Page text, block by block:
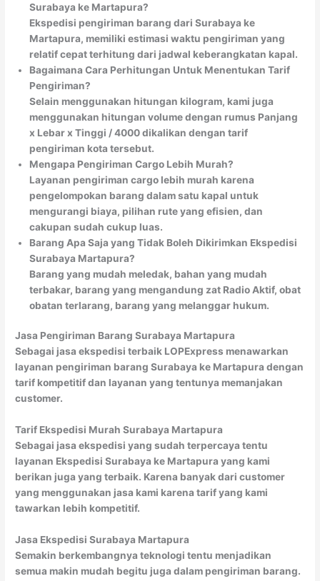
Surabaya ke Martapura?
Ekspedisi pengiriman barang dari Surabaya ke
Martapura, memiliki estimasi waktu pengiriman yang
relatif cepat terhitung dari jadwal keberangkatan kapal.
Bagaimana Cara Perhitungan Untuk Menentukan Tarif
Pengiriman?
Selain menggunakan hitungan kilogram, kami juga
menggunakan hitungan volume dengan rumus Panjang
x Lebar x Tinggi / 4000 dikalikan dengan tarif
pengiriman kota tersebut.
Mengapa Pengiriman Cargo Lebih Murah?
Layanan pengiriman cargo lebih murah karena
pengelompokan barang dalam satu kapal untuk
mengurangi biaya, pilihan rute yang efisien, dan
cakupan sudah cukup luas.
Barang Apa Saja yang Tidak Boleh Dikirimkan Ekspedisi
Surabaya Martapura?
Barang yang mudah meledak, bahan yang mudah
terbakar, barang yang mengandung zat Radio Aktif, obat
obatan terlarang, barang yang melanggar hukum.
Jasa Pengiriman Barang Surabaya Martapura
Sebagai jasa ekspedisi terbaik LOPExpress menawarkan
layanan pengiriman barang Surabaya ke Martapura dengan
tarif kompetitif dan layanan yang tentunya memanjakan
customer.
Tarif Ekspedisi Murah Surabaya Martapura
Sebagai jasa ekspedisi yang sudah terpercaya tentu
layanan Ekspedisi Surabaya ke Martapura yang kami
berikan juga yang terbaik. Karena banyak dari customer
yang menggunakan jasa kami karena tarif yang kami
tawarkan lebih kompetitif.
Jasa Ekspedisi Surabaya Martapura
Semakin berkembangnya teknologi tentu menjadikan
semua makin mudah begitu juga dalam pengiriman barang.